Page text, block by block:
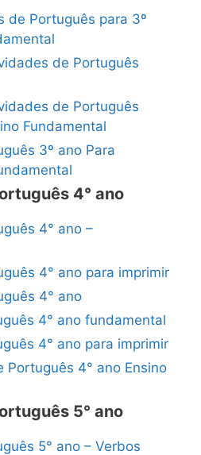
de Português para 3º
de Português
de Português
Fundamental
3º ano Para
4° ano
4° ano –
4° ano para imprimir
4° ano
4° ano fundamental
4° ano para imprimir
Português 4° ano Ensino
5° ano
5° ano – Verbos